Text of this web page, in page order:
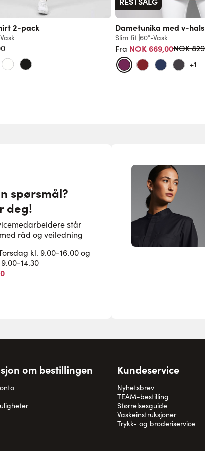
2-pack Dametunika med v-
Slim fit 60°-Vask
Fra NOK 669,00Vanlig
NOK
+1
spørsmål?
deg!
står
råd og veiledning
kl. 9.00-16.00 og
14.30
om bestillingen Kundeservice
Nyhetsbrev
TEAM-bestilling
Størrelsesguide
Vaskeinstruksjoner
Trykk- og broderiservice